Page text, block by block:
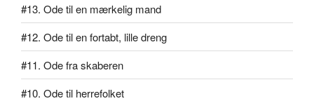
#13. Ode til en mærkelig mand
#12. Ode til en fortabt, lille dreng
#11. Ode fra skaberen
#10. Ode til herrefolket